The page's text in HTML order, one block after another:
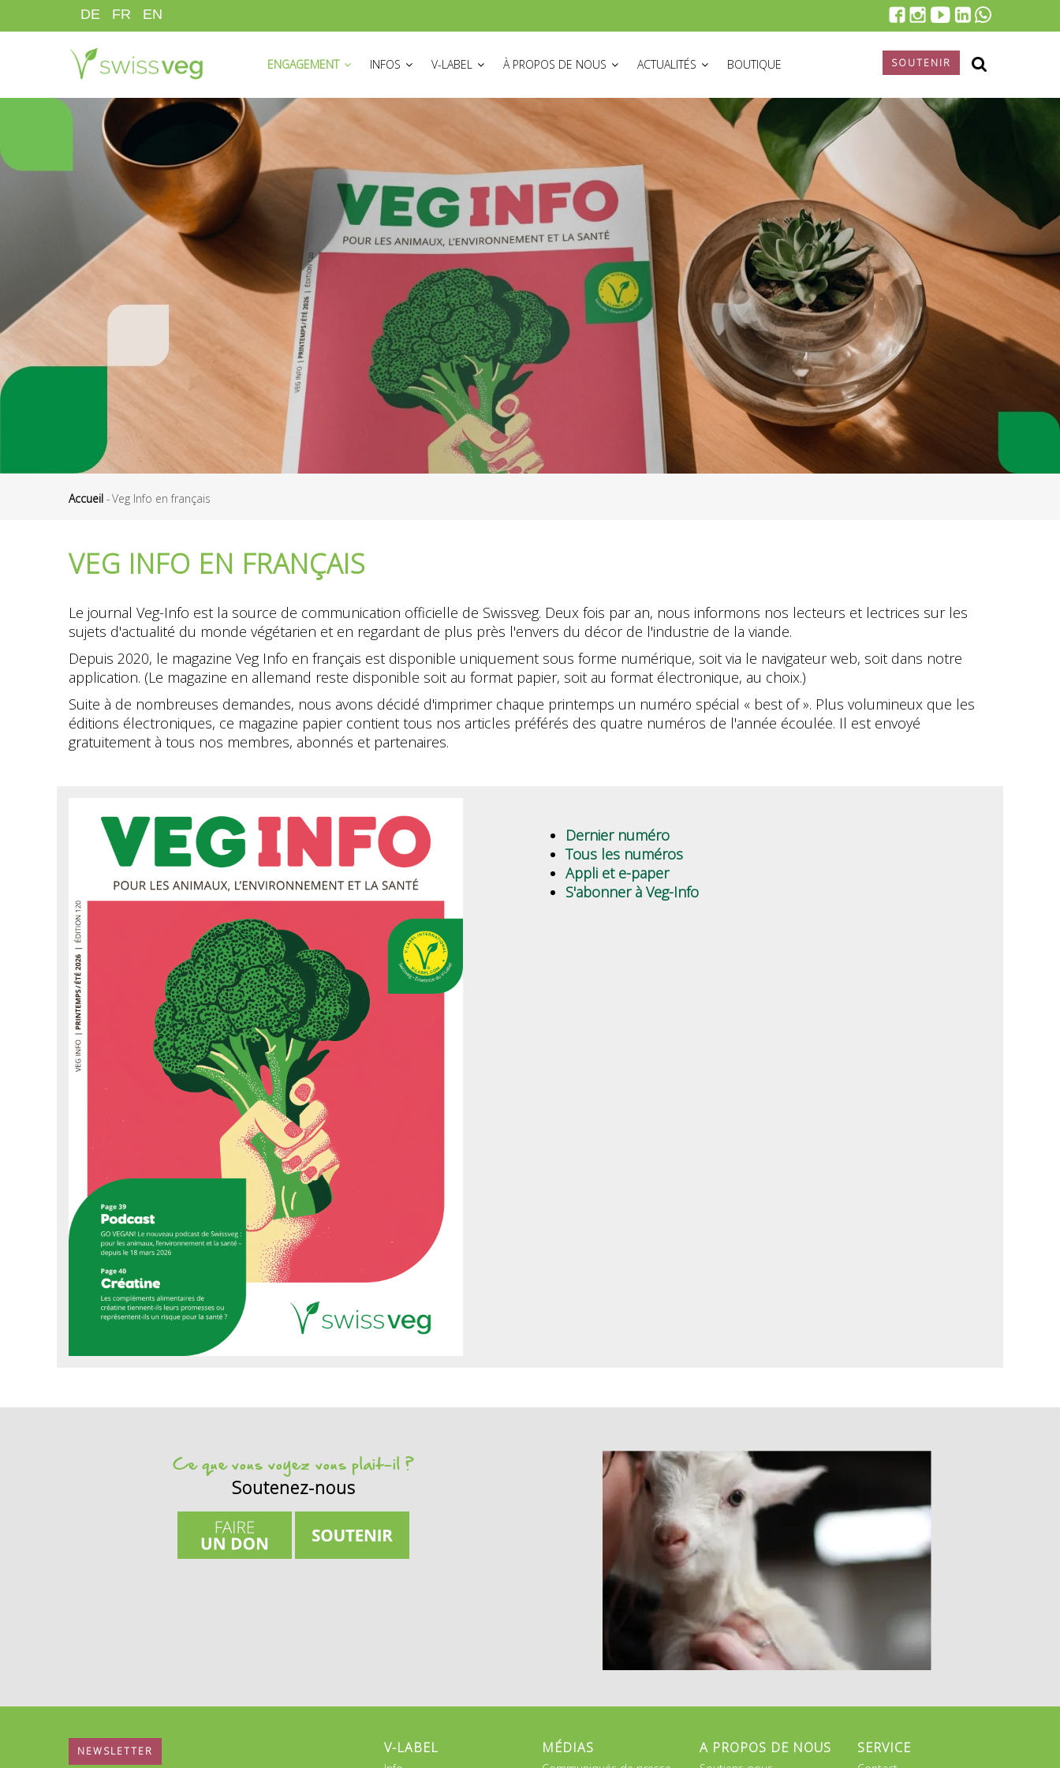
au
DE FR EN
ENGAGEMENT
INFOS V-LABEL À PROPOS DE NOUS ACTUALITÉS BOUTIQUE SOUTENIR
d'Ariane
Accueil -Veg Info en français
VEG INFO EN FRANÇAIS
Le journal Veg-Info est la source de communication officielle de Swissveg. Deux fois par an, nous informons nos lecteurs et lectrices sur les
sujets d'actualité du monde végétarien et en regardant de plus près l'envers du décor de l'industrie de la viande.
Depuis 2020, le magazine Veg Info en français est disponible uniquement sous forme numérique, soit via le navigateur web, soit dans notre
application. (Le magazine en allemand reste disponible soit au format papier, soit au format électronique, au choix.)
Suite à de nombreuses demandes, nous avons décidé d'imprimer chaque printemps un numéro spécial « best of ». Plus volumineux que les
éditions électroniques, ce magazine papier contient tous nos articles préférés des quatre numéros de l'année écoulée. Il est envoyé
gratuitement à tous nos membres, abonnés et partenaires.
Dernier numéro
Tous les numéros
Appli et e-paper
S'abonner à Veg-Info
Ce que vous voyez vous plait-il ?
Soutenez-nous
NEWSLETTER V-LABEL MÉDIAS A PROPOS DE NOUS SERVICE